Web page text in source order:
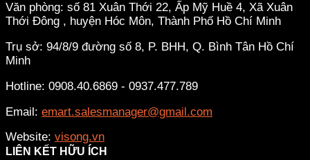
Văn phòng: số 81 Xuân Thới 22, Ấp Mỹ Huề 4, Xã Xuân
Thới Đông , huyện Hóc Môn, Thành Phố Hồ Chí Minh
Trụ sở: 94/8/9 đường số 8, P. BHH, Q. Bình Tân Hồ Chí
Minh
Hotline: 0908.40.6869 - 0937.477.789
Email: emart.salesmanager@gmail.com
Website: visong.vn
LIÊN KẾT HỮU ÍCH